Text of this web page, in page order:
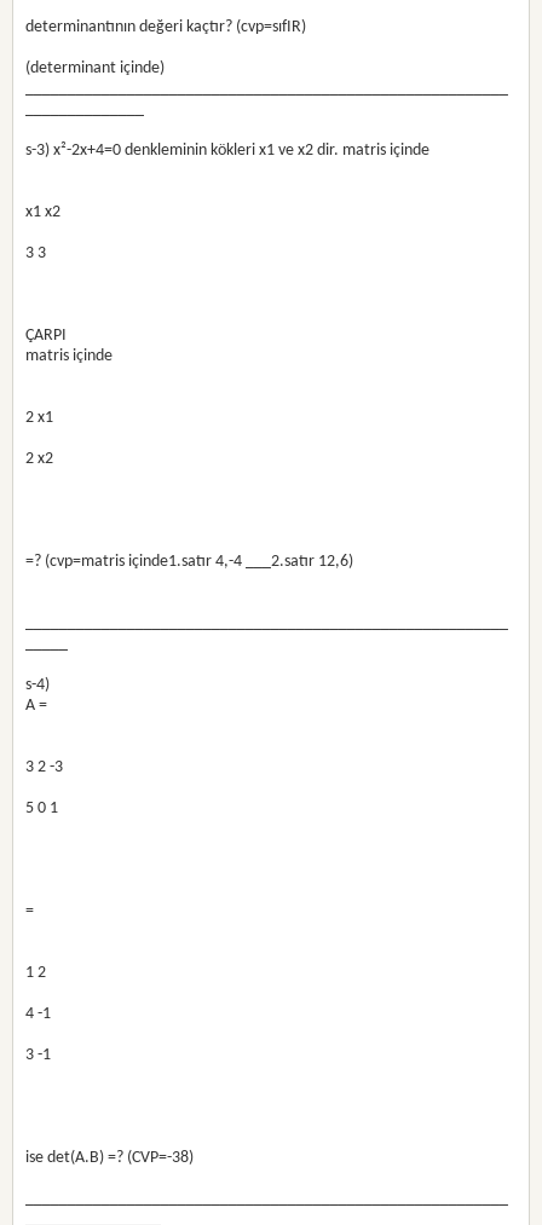
determinantının değeri kaçtır? (cvp=sıfIR)
(determinant içinde)
s-3) x²-2x+4=0 denkleminin kökleri x1 ve x2 dir. matris içinde
x1 x2
3 3
ÇARPI
matris içinde
2 x1
2 x2
=? (cvp=matris içinde1.satır 4,-4 ___2.satır 12,6)
s-4)
A =
3 2 -3
5 0 1
=
1 2
4 -1
3 -1
ise det(A.B) =? (CVP=-38)